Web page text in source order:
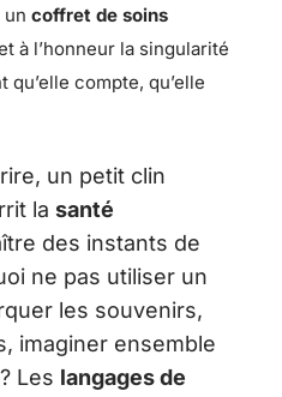
un coffret de soins
à l’honneur la singularité
qu’elle compte, qu’elle
un petit clin
la santé
des instants de
ne pas utiliser un
les souvenirs,
imaginer ensemble
Les langages de